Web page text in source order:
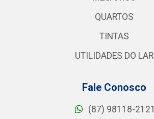
QUARTOS
TINTAS
UTILIDADES DO LAR
Fale Conosco
(87) 98118-2121